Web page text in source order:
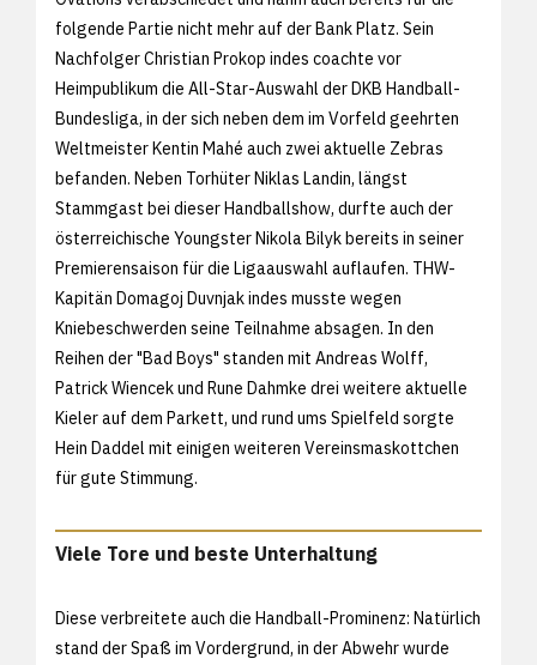
folgende Partie nicht mehr auf der Bank Platz. Sein
Nachfolger Christian Prokop indes coachte vor
Heimpublikum die All-Star-Auswahl der DKB Handball-
Bundesliga, in der sich neben dem im Vorfeld geehrten
Weltmeister Kentin Mahé auch zwei aktuelle Zebras
befanden. Neben Torhüter Niklas Landin, längst
Stammgast bei dieser Handballshow, durfte auch der
österreichische Youngster Nikola Bilyk bereits in seiner
Premierensaison für die Ligaauswahl auflaufen. THW-
Kapitän Domagoj Duvnjak indes musste wegen
Kniebeschwerden seine Teilnahme absagen. In den
Reihen der "Bad Boys" standen mit Andreas Wolff,
Patrick Wiencek und Rune Dahmke drei weitere aktuelle
Kieler auf dem Parkett, und rund ums Spielfeld sorgte
Hein Daddel mit einigen weiteren Vereinsmaskottchen
für gute Stimmung.
Viele Tore und beste Unterhaltung
Diese verbreitete auch die Handball-Prominenz: Natürlich
stand der Spaß im Vordergrund, in der Abwehr wurde